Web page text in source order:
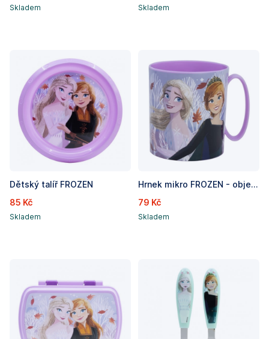
Skladem Skladem
Dětský talíř FROZEN
85 Kč
Skladem
Hrnek mikro FROZEN - objem 390ml
79 Kč
Skladem